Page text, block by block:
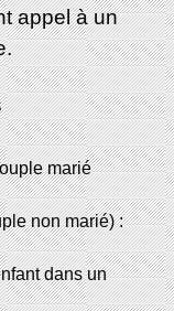
appel à un
marié
non marié) :
dans un